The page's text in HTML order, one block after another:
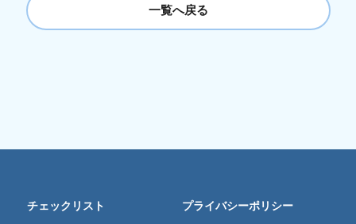
一覧へ戻る
チェックリスト プライバシーポリシー